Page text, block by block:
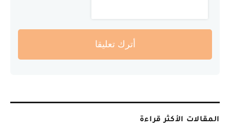
أترك تعليقا
المقالات الأكثر قراءة